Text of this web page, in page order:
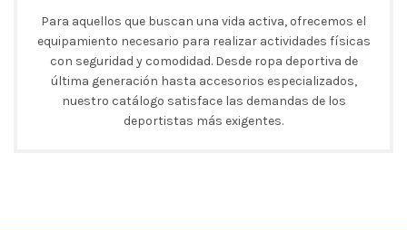
Para aquellos que buscan una vida activa, ofrecemos el
equipamiento necesario para realizar actividades físicas
con seguridad y comodidad. Desde ropa deportiva de
última generación hasta accesorios especializados,
nuestro catálogo satisface las demandas de los
deportistas más exigentes.